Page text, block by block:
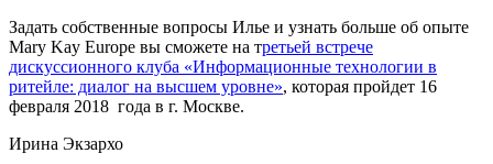
Задать собственные вопросы Илье и узнать больше об опыте
Mary Kay Europe вы сможете на третьей встрече
дискуссионного клуба «Информационные технологии в
ритейле: диалог на высшем уровне», которая пройдет 16
февраля 2018 года в г. Москве.
Ирина Экзархо